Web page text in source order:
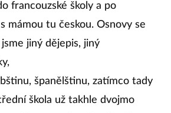
francouzské školy a po
mámou tu českou. Osnovy se
jiný dějepis, jiný
španělštinu, zatímco tady
škola už takhle dvojmo